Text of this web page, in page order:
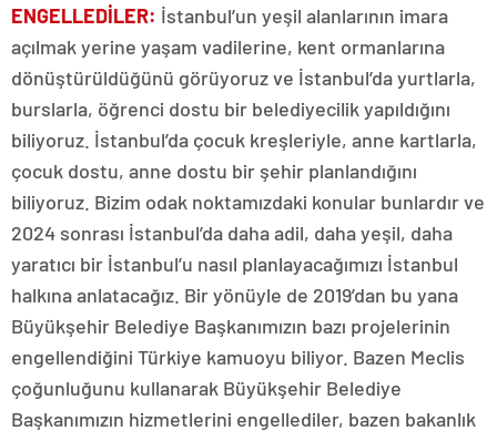
ENGELLEDİLER: İstanbul’un yeşil alanlarının imara
açılmak yerine yaşam vadilerine, kent ormanlarına
dönüştürüldüğünü görüyoruz ve İstanbul’da yurtlarla,
burslarla, öğrenci dostu bir belediyecilik yapıldığını
biliyoruz. İstanbul’da çocuk kreşleriyle, anne kartlarla,
çocuk dostu, anne dostu bir şehir planlandığını
biliyoruz. Bizim odak noktamızdaki konular bunlardır ve
2024 sonrası İstanbul’da daha adil, daha yeşil, daha
yaratıcı bir İstanbul’u nasıl planlayacağımızı İstanbul
halkına anlatacağız. Bir yönüyle de 2019’dan bu yana
Büyükşehir Belediye Başkanımızın bazı projelerinin
engellendiğini Türkiye kamuoyu biliyor. Bazen Meclis
çoğunluğunu kullanarak Büyükşehir Belediye
Başkanımızın hizmetlerini engellediler, bazen bakanlık